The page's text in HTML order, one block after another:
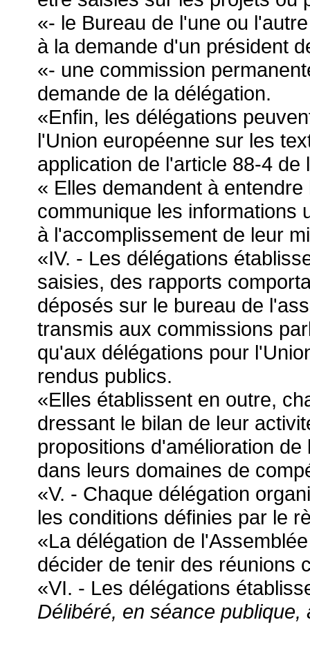
«- le Bureau de l'une ou
à la demande d'un président
«- une commission
demande de la délégation.
«Enfin, les délégations
l'Union européenne sur les
application de l'article 88-4 de
« Elles demandent à
communique les informations
à l'accomplissement de leur
«IV. - Les délégations
saisies, des rapports
déposés sur le bureau de
transmis aux commissions
qu'aux délégations pour
rendus publics.
«Elles établissent en outre,
dressant le bilan de leur
propositions d'amélioration
dans leurs domaines de
«V. - Chaque délégation
les conditions définies par le
«La délégation de
décider de tenir des réunions
«VI. - Les délégations
Délibéré, en séance